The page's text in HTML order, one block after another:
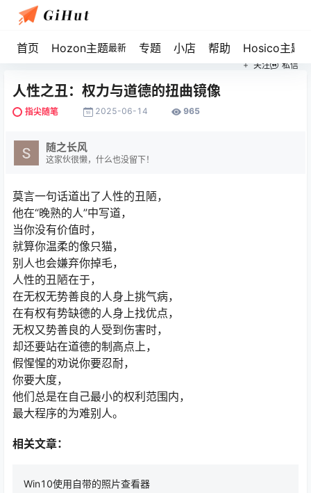
首页 Hozon主题最新 专题 小店 帮助 Hosico主题
人性之丑：权力与道德的扭曲镜像
指尖随笔 2025-06-14 965
随之长风
这家伙很懒，什么也没留下！
关注 私信
莫言一句话道出了人性的丑陋，
他在“晚熟的人”中写道，
当你没有价值时，
就算你温柔的像只猫，
别人也会嫌弃你掉毛，
人性的丑陋在于，
在无权无势善良的人身上挑气病，
在有权有势缺德的人身上找优点，
无权又势善良的人受到伤害时，
却还要站在道德的制高点上，
假惺惺的劝说你要忍耐，
你要大度，
他们总是在自己最小的权利范围内，
最大程序的为难别人。
相关文章：
Win10使用自带的照片查看器